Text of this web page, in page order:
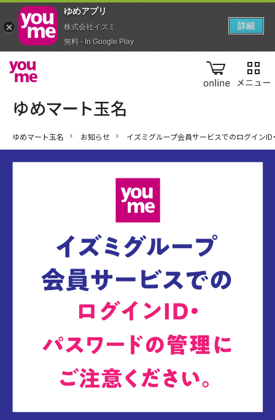
online
ゆめマート玉名 お知らせ イズミグループ会員サービスでのログインID
ゆめアプ‪リ‬
株式会社イズミ
無料 - In Google Play
詳細